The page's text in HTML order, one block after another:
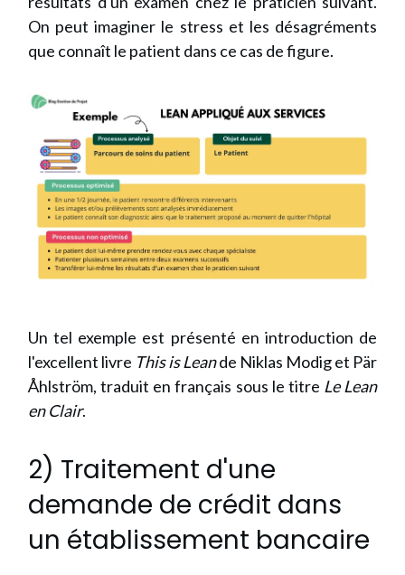
On peut imaginer le stress et les désagréments
que connaît le patient dans ce cas de figure.
Un tel exemple est présenté en introduction de
l'excellent livre This is Leande Niklas Modig et Pär
Åhlström, traduit en français sous le titre Le Lean
en Clair.
2) Traitement d'une
demande de crédit dans
un établissement bancaire